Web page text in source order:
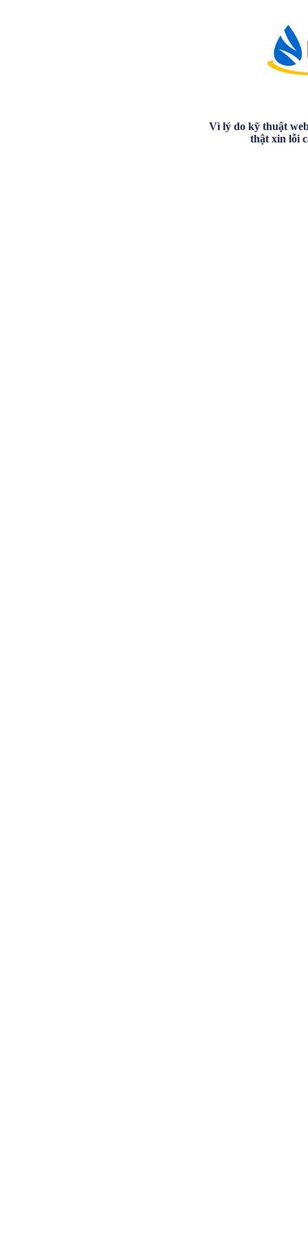
Vì lý do kỹ thuật
thật xin lỗi